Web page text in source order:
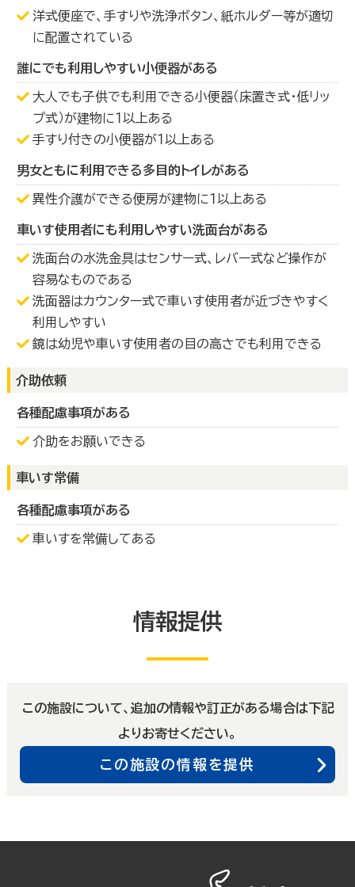
洋式便座で、手すりや洗浄ボタン、紙ホルダー等が適切
に配置されている
誰にでも利用しやすい小便器がある
大人でも子供でも利用できる小便器（床置き式・低リッ
プ式）が建物に１以上ある
手すり付きの小便器が１以上ある
男女ともに利用できる多目的トイレがある
異性介護ができる便房が建物に１以上ある
車いす使用者にも利用しやすい洗面台がある
洗面台の水洗金具はセンサー式、レバー式など操作が
容易なものである
洗面器はカウンター式で車いす使用者が近づきやすく
利用しやすい
鏡は幼児や車いす使用者の目の高さでも利用できる
介助依頼
各種配慮事項がある
介助をお願いできる
車いす常備
各種配慮事項がある
車いすを常備してある
情報提供
この施設について、追加の情報や訂正がある場合は下記
よりお寄せください。
この施設の情報を提供